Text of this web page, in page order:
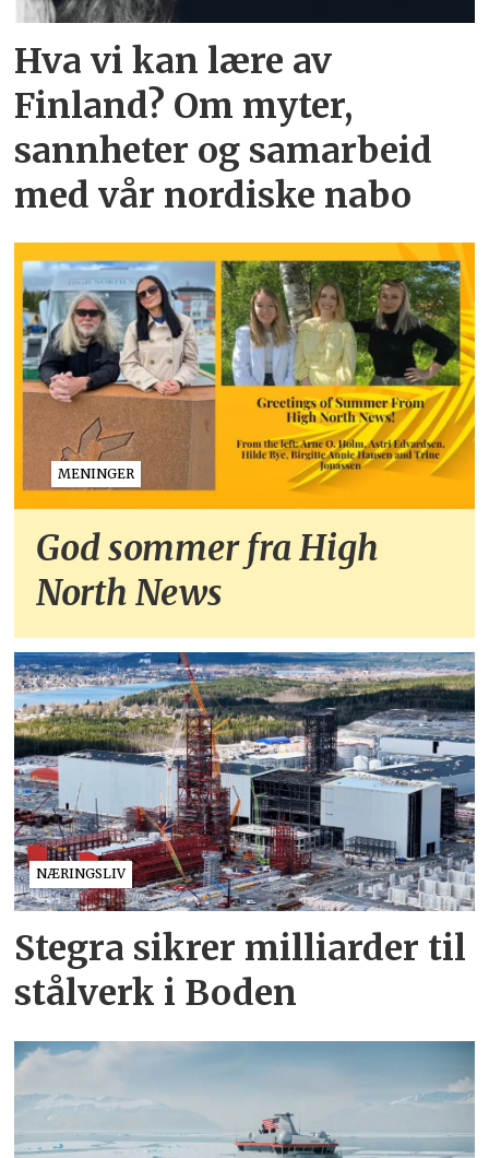
Hva vi kan lære av
Finland? Om myter,
sannheter og samarbeid
med vår nordiske nabo
MENINGER
God sommer fra High
North News
NÆRINGSLIV
Stegra sikrer milliarder til
stålverk i Boden